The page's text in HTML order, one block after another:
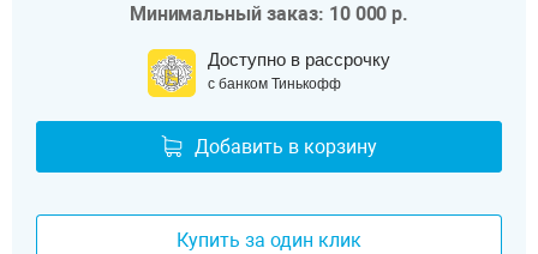
Минимальный заказ: 10 000 р.
Доступно в рассрочку
с банком Тинькофф
Добавить в корзину
Купить за один клик